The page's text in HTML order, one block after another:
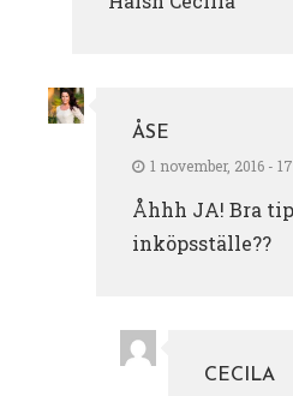
ÅSE
1 november, 2016 -
Åhhh JA! Bra
inköpsställe??
CECILA